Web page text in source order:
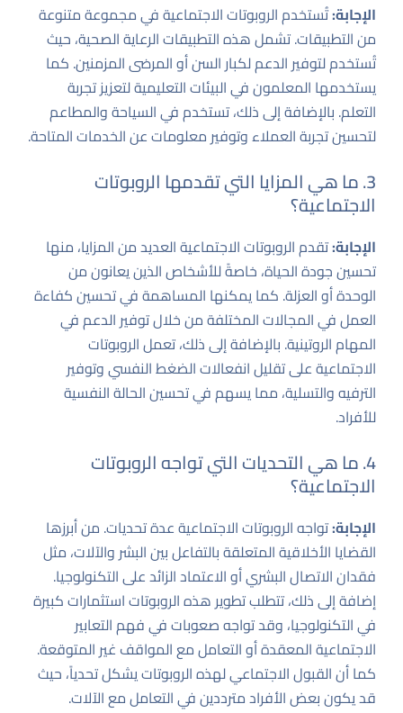
الإجابة:تُستخدم الروبوتات الاجتماعية في مجموعة متنوعة
من التطبيقات. تشمل هذه التطبيقات الرعاية الصحية، حيث
تُستخدم لتوفير الدعم لكبار السن أو المرضى المزمنين. كما
يستخدمها المعلمون في البيئات التعليمية لتعزيز تجربة
التعلم. بالإضافة إلى ذلك، تستخدم في السياحة والمطاعم
لتحسين تجربة العملاء وتوفير معلومات عن الخدمات المتاحة.
3. ما هي المزايا التي تقدمها الروبوتات
الاجتماعية؟
الإجابة:تقدم الروبوتات الاجتماعية العديد من المزايا، منها
تحسين جودة الحياة، خاصةً للأشخاص الذين يعانون من
الوحدة أو العزلة. كما يمكنها المساهمة في تحسين كفاءة
العمل في المجالات المختلفة من خلال توفير الدعم في
المهام الروتينية. بالإضافة إلى ذلك، تعمل الروبوتات
الاجتماعية على تقليل انفعالات الضغط النفسي وتوفير
الترفيه والتسلية، مما يسهم في تحسين الحالة النفسية
للأفراد.
4. ما هي التحديات التي تواجه الروبوتات
الاجتماعية؟
الإجابة:تواجه الروبوتات الاجتماعية عدة تحديات. من أبرزها
القضايا الأخلاقية المتعلقة بالتفاعل بين البشر والآلات، مثل
فقدان الاتصال البشري أو الاعتماد الزائد على التكنولوجيا.
إضافة إلى ذلك، تتطلب تطوير هذه الروبوتات استثمارات كبيرة
في التكنولوجيا، وقد تواجه صعوبات في فهم التعابير
الاجتماعية المعقدة أو التعامل مع المواقف غير المتوقعة.
كما أن القبول الاجتماعي لهذه الروبوتات يشكل تحدياً، حيث
قد يكون بعض الأفراد مترددين في التعامل مع الآلات.